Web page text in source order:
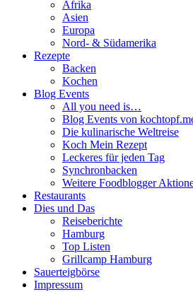
Afrika
Asien
Europa
Nord- & Südamerika
Rezepte
Backen
Kochen
Blog Events
All you need is…
Blog Events von
Die kulinarische Weltreise
Koch Mein Rezept
Leckeres für jeden Tag
Synchronbacken
Weitere Foodblogger
Restaurants
Dies und Das
Reiseberichte
Hamburg
Top Listen
Grillcamp Hamburg
Sauerteigbörse
Impressum